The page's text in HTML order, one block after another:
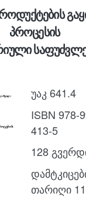
პროცესის
უაკ 641.4
ISBN 978-
413-5
128
თარიღი